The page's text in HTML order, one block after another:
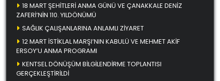
18 MART ŞEHİTLERİ ANMA GÜNÜ VE ÇANAKKALE DENİZ
ZAFERİ’NİN 110. YILDÖNÜMÜ
SAĞLIK ÇALIŞANLARINA ANLAMLI ZİYARET
12 MART İSTİKLAL MARŞI’NIN KABULÜ VE MEHMET AKİF
ERSOY’U ANMA PROGRAMI
KENTSEL DÖNÜŞÜM BİLGİLENDİRME TOPLANTISI
GERÇEKLEŞTİRİLDİ